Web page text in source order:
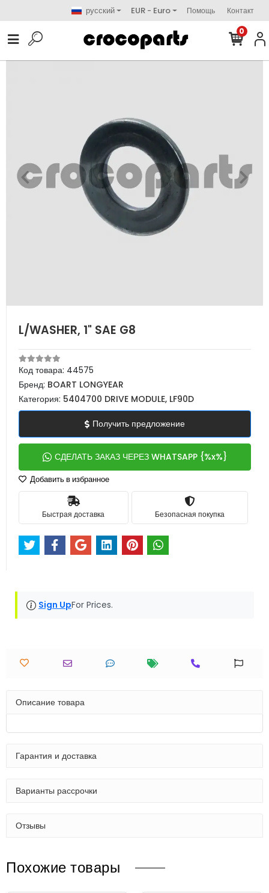
русский EUR - Euro Помощь Контакт
0
L/WASHER, 1" SAE G8
Код товара: 44575
Бренд: BOART LONGYEAR
Категория: 5404700 DRIVE MODULE, LF90D
Получить предложение
СДЕЛАТЬ ЗАКАЗ ЧЕРЕЗ WHATSAPP {%x%}
Добавить в избранное
Быстрая доставка Безопасная покупка
Sign UpFor Prices.
Описание товара
Гарантия и доставка
Варианты рассрочки
Отзывы
Похожие товары